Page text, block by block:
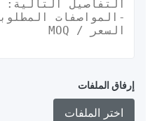
إرفاق الملفات
اختر الملفات